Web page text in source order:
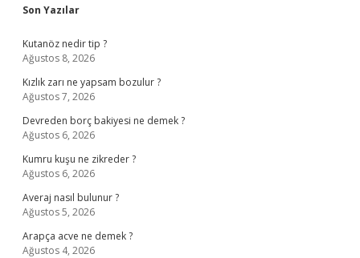
Sidebar
Son Yazılar
Kutanöz nedir tip ?
Ağustos 8, 2026
Kızlık zarı ne yapsam bozulur ?
Ağustos 7, 2026
Devreden borç bakiyesi ne demek ?
Ağustos 6, 2026
Kumru kuşu ne zikreder ?
Ağustos 6, 2026
Averaj nasıl bulunur ?
Ağustos 5, 2026
Arapça acve ne demek ?
Ağustos 4, 2026